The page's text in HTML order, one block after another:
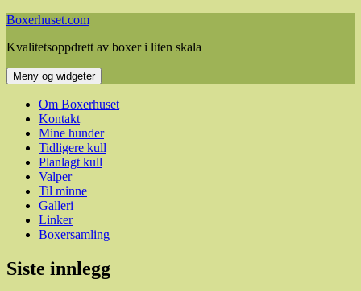
Hopp
innhold
Boxerhuset.com
Kvalitetsoppdrett av boxer i liten skala
Meny og widgeter
Om Boxerhuset
Kontakt
Mine hunder
Tidligere kull
Planlagt kull
Valper
Til minne
Galleri
Linker
Boxersamling
Siste innlegg